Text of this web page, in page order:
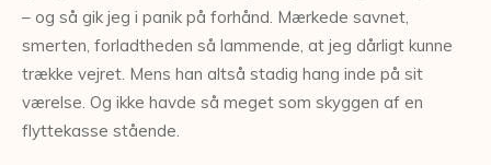
– og så gik jeg i panik på forhånd. Mærkede savnet,
smerten, forladtheden så lammende, at jeg dårligt kunne
trække vejret. Mens han altså stadig hang inde på sit
værelse. Og ikke havde så meget som skyggen af en
flyttekasse stående.